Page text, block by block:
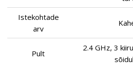
Istekohtade
arv
Pult
2.4 GHz, 3